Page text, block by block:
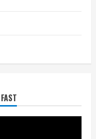
नियम का बारीकी से किया
कार्रवाई